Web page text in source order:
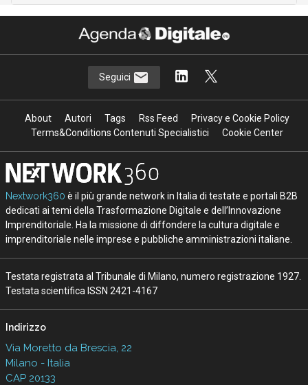
Seguici
About Autori Tags Rss Feed
Privacy e Cookie Policy
Terms&Conditions Contenuti Specialistici
Cookie Center
Nextwork360 è il più grande network in Italia di testate e portali B2B
dedicati ai temi della Trasformazione Digitale e dell’Innovazione
Imprenditoriale. Ha la missione di diffondere la cultura digitale e
imprenditoriale nelle imprese e pubbliche amministrazioni italiane.
Testata registrata al Tribunale di Milano, numero registrazione 1927.
Testata scientifica ISSN 2421-4167
Indirizzo
Via Moretto da Brescia, 22
Milano - Italia
CAP 20133